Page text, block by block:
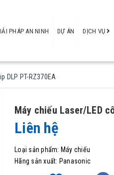
PHÁP AN NINH DỰ ÁN DỊCH VỤ
DLP PT-RZ370EA
Máy chiếu Laser/LED
Liên hệ
Loại sản phẩm: Máy chiếu
Hãng sản xuất: Panasonic